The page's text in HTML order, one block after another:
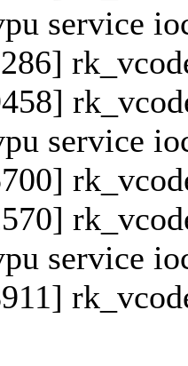
service
service
service